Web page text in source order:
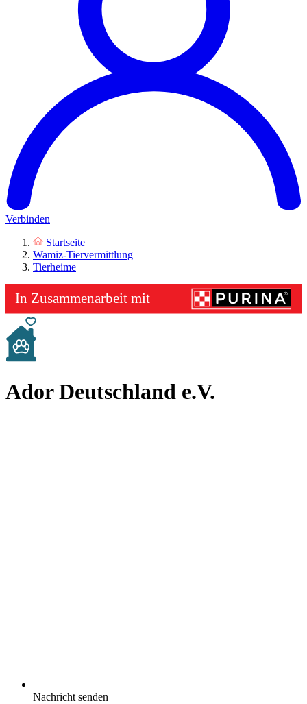
Verbinden
Startseite
Wamiz-Tiervermittlung
Tierheime
Ador Deutschland e.V.
Nachricht senden